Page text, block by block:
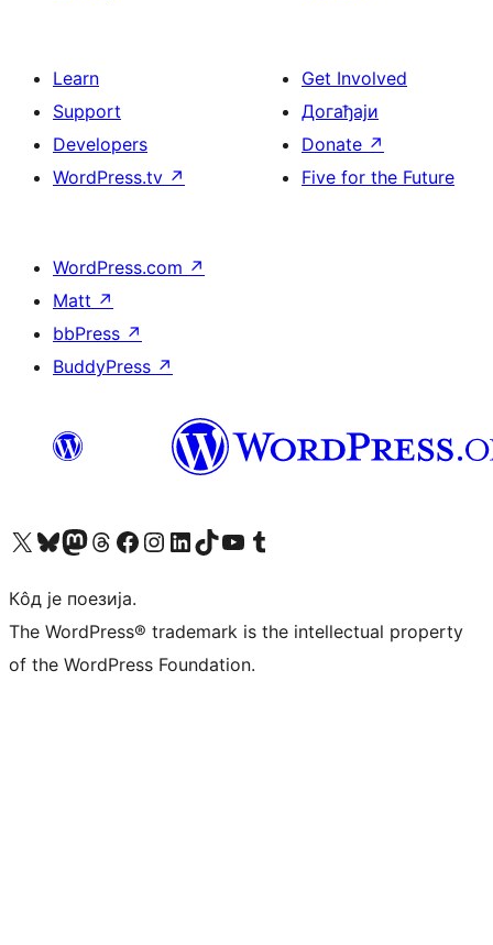
Learn
Support
Developers
WordPress.tv ↗
Get Involved
Догађаји
Donate ↗
Five for the Future
WordPress.com ↗
Matt ↗
bbPress ↗
BuddyPress ↗
Visit our X (formerly Twitter) account
Посетите наш Bluesky налог
Visit our Mastodon account
Посетите наш налог на Threads-у Visit our Facebook page
Посетите наш Инстаграм налог
Visit our LinkedIn account
Посетите наш TikTok налог
Visit our YouTube channel
Посетите наш Tumblr налог
Кôд је поезија.
The WordPress® trademark is the intellectual property
of the WordPress Foundation.